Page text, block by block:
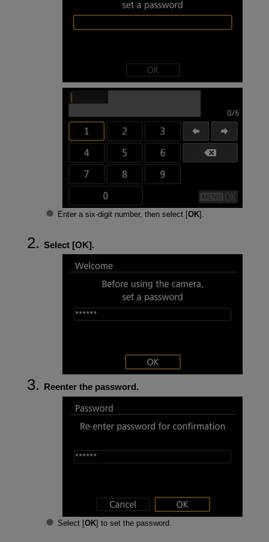
Enter a six-digit number, then select [OK].
Select [OK].
Reenter the password.
Select [OK] to set the password.